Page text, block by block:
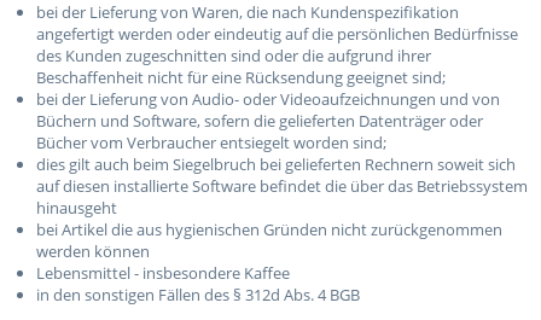
bei der Lieferung von Waren, die nach Kundenspezifikation
angefertigt werden oder eindeutig auf die persönlichen Bedürfnisse
des Kunden zugeschnitten sind oder die aufgrund ihrer
Beschaffenheit nicht für eine Rücksendung geeignet sind;
bei der Lieferung von Audio- oder Videoaufzeichnungen und von
Büchern und Software, sofern die gelieferten Datenträger oder
Bücher vom Verbraucher entsiegelt worden sind;
dies gilt auch beim Siegelbruch bei gelieferten Rechnern soweit sich
auf diesen installierte Software befindet die über das Betriebssystem
hinausgeht
bei Artikel die aus hygienischen Gründen nicht zurückgenommen
werden können
Lebensmittel - insbesondere Kaffee
in den sonstigen Fällen des § 312d Abs. 4 BGB